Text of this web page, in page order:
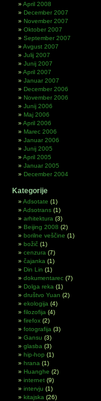
April 2008
December 2007
November 2007
Oktober 2007
September 2007
Avgust 2007
Julij 2007
Junij 2007
April 2007
Januar 2007
December 2006
November 2006
Junij 2006
Maj 2006
April 2006
Marec 2006
Januar 2006
Junij 2005
April 2005
Januar 2005
December 2004
Kategorije
Adsotate (1)
Adsotrans (1)
arhitektura (3)
Beijing 2008 (2)
borilne veščine (1)
božič (1)
cenzura (7)
čajanka (1)
Din Lin (1)
dokumentarec (7)
Dolga reka (1)
društvo Yuan (2)
ekologija (4)
filozofija (4)
firefox (2)
fotografija (3)
Gansu (3)
glasba (3)
hip-hop (1)
hrana (1)
Huanghe (2)
internet (9)
intervju (1)
kitajska (26)